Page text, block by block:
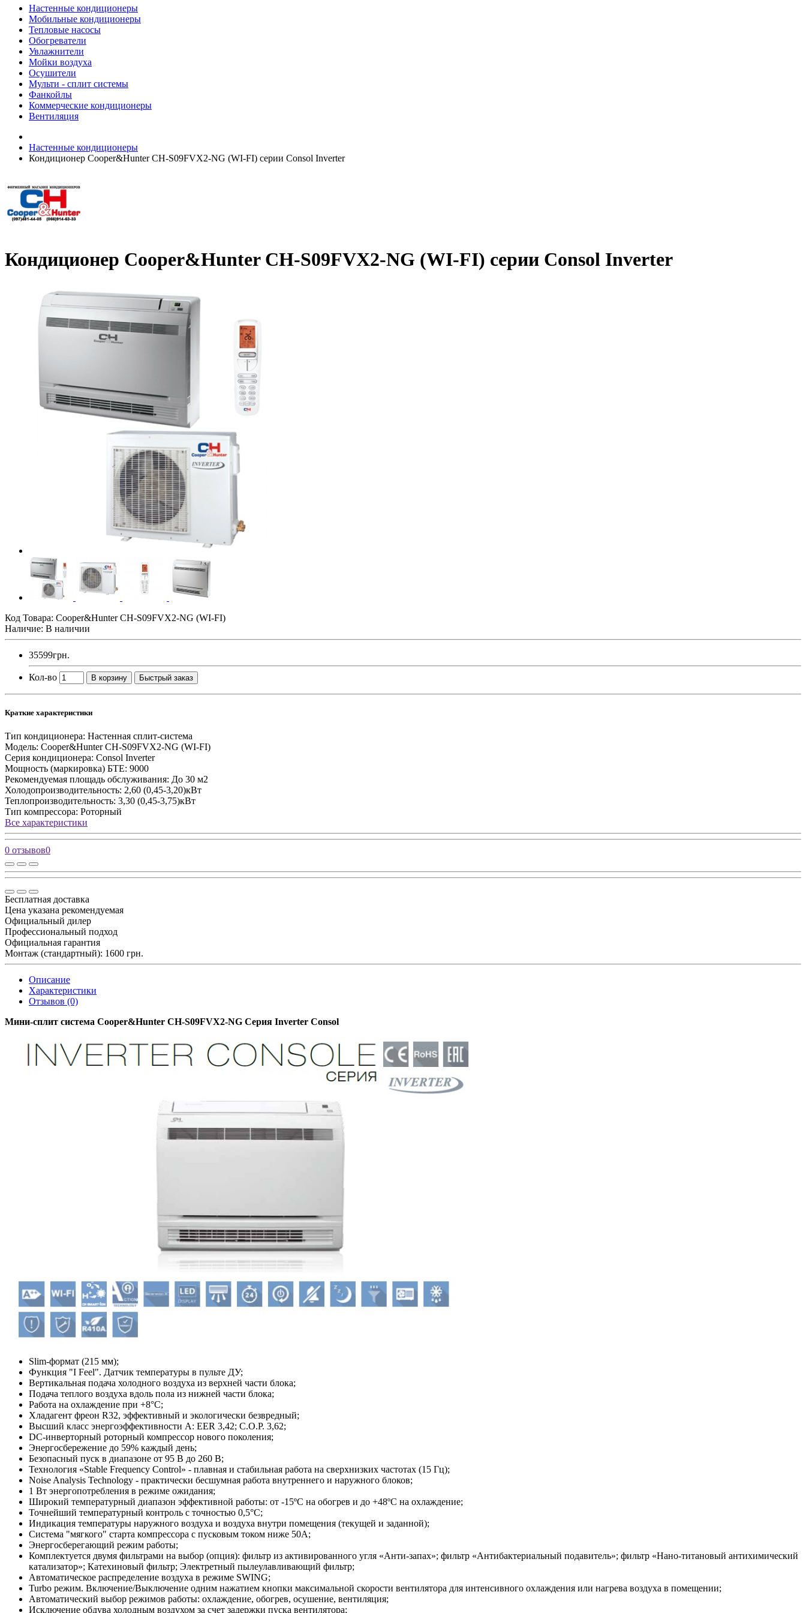
Настенные кондиционеры
Мобильные кондиционеры
Тепловые насосы
Обогреватели
Увлажнители
Мойки воздуха
Осушители
Мульти - сплит системы
Фанкойлы
Коммерческие кондиционеры
Вентиляция
Настенные кондиционеры
Кондиционер Cooper&Hunter CH-S09FVX2-NG (WI-FI) серии Consol Inverter
Кондиционер Cooper&Hunter CH-S09FVX2-NG (WI-FI) серии Consol Inverter
Код Товара: Cooper&Hunter CH-S09FVX2-NG (WI-FI)
Наличие: В наличии
35599грн.
Кол-во В корзину Быстрый заказ
Краткие характеристики
Тип кондиционера: Настенная сплит-система
Модель: Cooper&Hunter CH-S09FVX2-NG (WI-FI)
Серия кондиционера: Consol Inverter
Мощность (маркировка) БТЕ: 9000
Рекомендуемая площадь обслуживания: До 30 м2
Холодопроизводительность: 2,60 (0,45-3,20)кВт
Теплопроизводительность: 3,30 (0,45-3,75)кВт
Тип компрессора: Роторный
Все характеристики
0 отзывов0
Бесплатная доставка
Цена указана рекомендуемая
Официальный дилер
Профессиональный подход
Официальная гарантия
Монтаж (стандартный): 1600 грн.
Описание
Характеристики
Отзывов (0)
Мини-сплит система Cooper&Hunter CH-S09FVX2-NG Серия Inverter Consol
Slim-формат (215 мм);
Функция "I Feel". Датчик температуры в пульте ДУ;
Вертикальная подача холодного воздуха из верхней части блока;
Подача теплого воздуха вдоль пола из нижней части блока;
Работа на охлаждение при +8°C;
Хладагент фреон R32, эффективный и экологически безвредный;
Высший класс энергоэффективности А: EER 3,42; C.O.P. 3,62;
DC-инверторный роторный компрессор нового поколения;
Энергосбережение до 59% каждый день;
Безопасный пуск в диапазоне от 95 В до 260 В;
Технология «Stable Frequency Control» - плавная и стабильная работа на сверхнизких частотах (15 Гц);
Noise Analysis Technology - практически бесшумная работа внутреннего и наружного блоков;
1 Вт энергопотребления в режиме ожидания;
Широкий температурный диапазон эффективной работы: от -15ºС на обогрев и до +48ºС на охлаждение;
Точнейший температурный контроль с точностью 0,5°C;
Индикация температуры наружного воздуха и воздуха внутри помещения (текущей и заданной);
Система "мягкого" старта компрессора с пусковым током ниже 50А;
Энергосберегающий режим работы;
Комплектуется двумя фильтрами на выбор (опция): фильтр из активированного угля «Анти-запах»; фильтр «Антибактериальный подавитель»; фильтр «Нано-титановый антихимический
катализатор»; Катехиновый фильтр; Электретный пылеулавливающий фильтр;
Автоматическое распределение воздуха в режиме SWING;
Turbo режим. Включение/Выключение одним нажатием кнопки максимальной скорости вентилятора для интенсивного охлаждения или нагрева воздуха в помещении;
Автоматический выбор режимов работы: охлаждение, обогрев, осушение, вентиляция;
Исключение обдува холодным воздухом за счет задержки пуска вентилятора;